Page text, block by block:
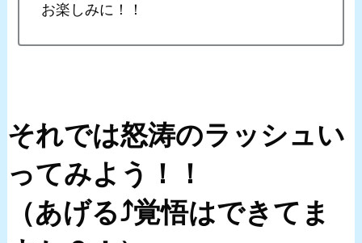
お楽しみに！！
それでは怒涛のラッシュい
ってみよう！！
（あげる⤴覚悟はできてま